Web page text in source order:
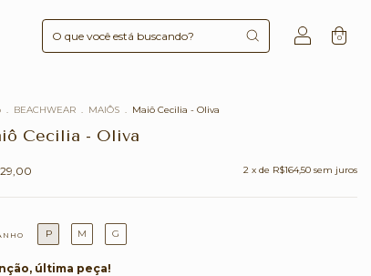
0
. BEACHWEAR . MAIÔS . Maiô Cecilia - Oliva
Cecilia - Oliva
2 x de R$164,50 sem juros
P M G
última peça!